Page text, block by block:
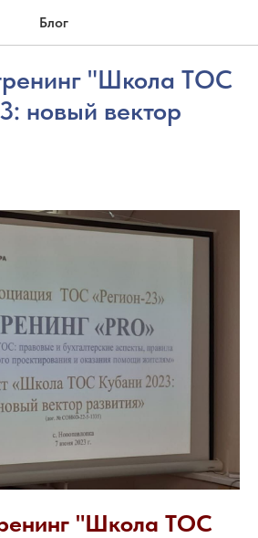
Блог
"Школа ТОС
новый вектор
"Школа ТОС